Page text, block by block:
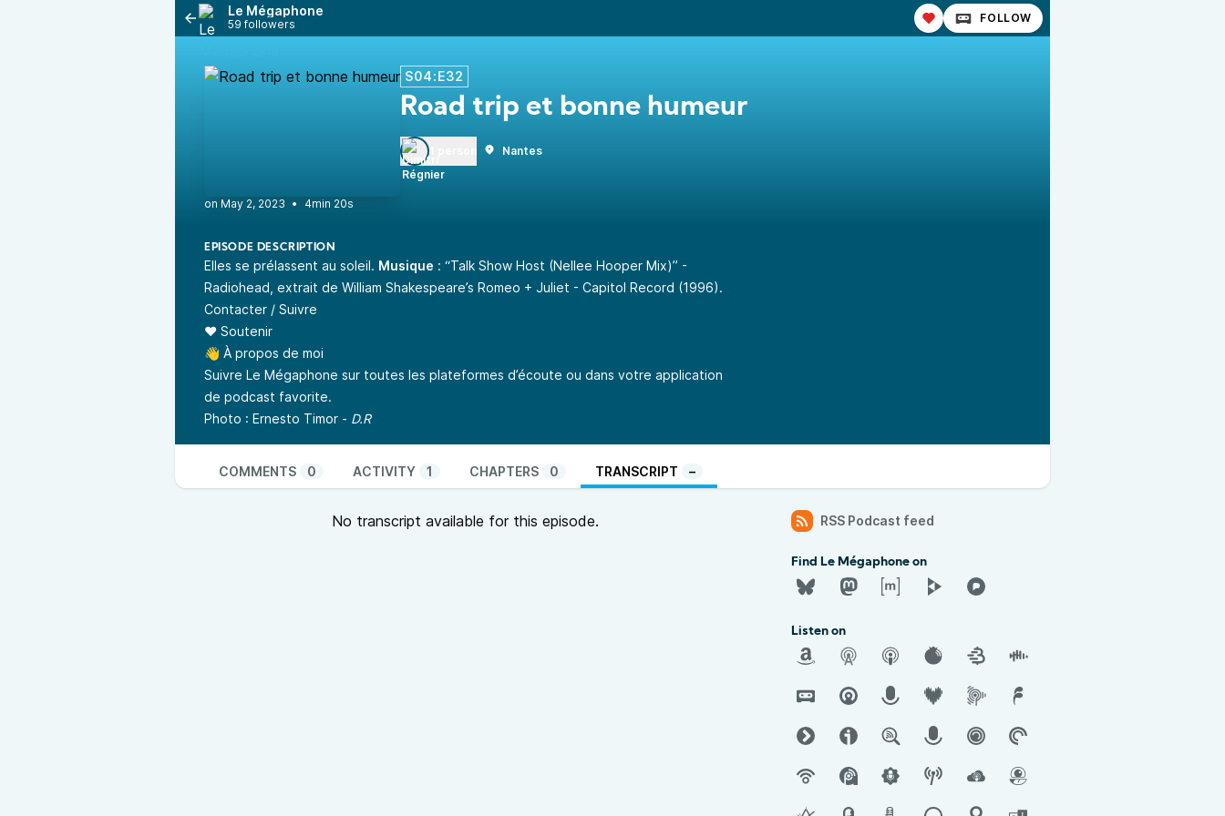
Le Mégaphone
59 followers FOLLOW
S04:E32
Road trip et bonne humeur
Nantes
• 4min 20s
EPISODE DESCRIPTION
Elles se prélassent au soleil. Musique : “Talk Show Host (Nellee Hooper Mix)” -
Radiohead, extrait de William Shakespeare’s Romeo + Juliet - Capitol Record (1996).
Contacter / Suivre
❤️ Soutenir
👋 À propos de moi
Suivre Le Mégaphone sur toutes les plateformes d’écoute ou dans votre application
de podcast favorite.
Photo : Ernesto Timor - D.R
COMMENTS 0 ACTIVITY 1 CHAPTERS 0 TRANSCRIPT –
No transcript available for this episode. RSS Podcast feed
Find Le Mégaphone on
Listen on